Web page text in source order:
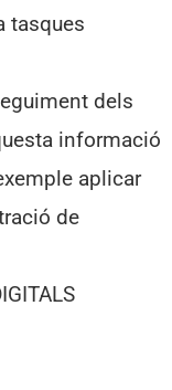
tasques
dels
informació
aplicar
de